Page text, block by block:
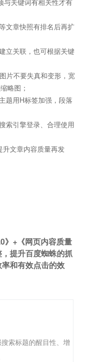
与关键词有相关性才有
文章快照有排名后再扩
立关联，也可根据关键
片不要失真和变形，宽
略图；
题用H标签加强，段落
索引擎登录、合理使用
文章内容质量再发
》+《网页内容质量
提升百度蜘蛛的抓
和有效点击的效
索标题的醒目性、增